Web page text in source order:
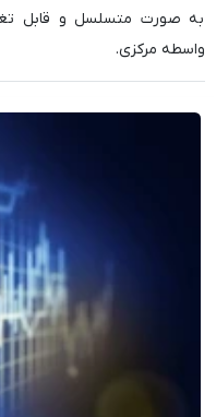
به صورت متسلسل و قابل
واسطه مرکزی.